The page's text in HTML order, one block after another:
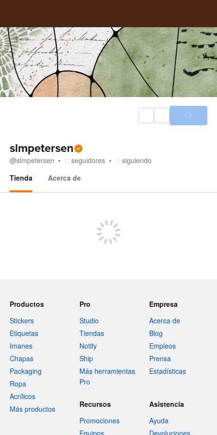
slmpetersen
@slmpetersen seguidores
siguiendo
Tienda
Acerca de
Productos
Stickers
Etiquetas
Imanes
Chapas
Packaging
Ropa
Acrílicos
Más productos
Pro
Studio
Tiendas
Notify
Ship
Más herramientas
Pro
Empresa
Acerca de
Blog
Empleos
Prensa
Estadísticas
Recursos
Promociones
Equipos
Asistencia
Ayuda
Devoluciones